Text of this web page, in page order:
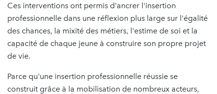
Ces interventions ont permis d'ancrer l'insertion
professionnelle dans une réflexion plus large sur l'égalité
des chances, la mixité des métiers, l'estime de soi et la
capacité de chaque jeune à construire son propre projet
de vie.
Parce qu'une insertion professionnelle réussie se
construit grâce à la mobilisation de nombreux acteurs,